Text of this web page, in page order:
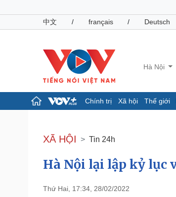
中文
/ français / Deutsch
Hà Nội
Chính trị Xã hội Thế giới
Đảng
Tổ chức nhân sự
Nhận diện sự thật
Dấu ấn
XÃ HỘI Tin 24h
Hà Nội lại lập kỷ lục
Thứ Hai, 17:34, 28/02/2022